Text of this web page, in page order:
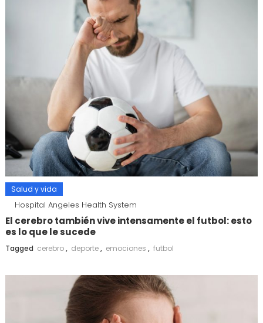
Salud y vida
Hospital Angeles Health System
El cerebro también vive intensamente el futbol: esto
es lo que le sucede
Tagged cerebro, deporte, emociones , futbol